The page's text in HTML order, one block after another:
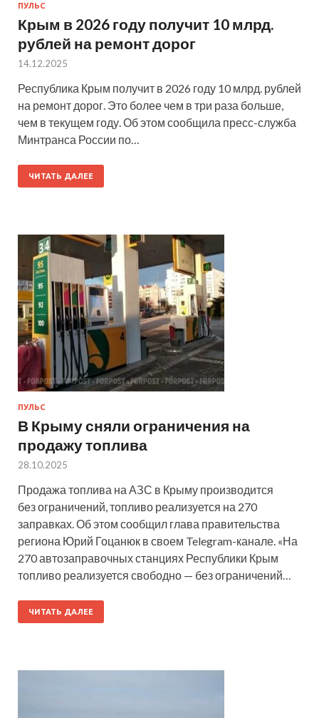
ПУЛЬС
Крым в 2026 году получит 10 млрд.
рублей на ремонт дорог
14.12.2025
Республика Крым получит в 2026 году 10 млрд. рублей
на ремонт дорог. Это более чем в три раза больше,
чем в текущем году. Об этом сообщила пресс-служба
Минтранса России по…
ЧИТАТЬ ДАЛЕЕ
ПУЛЬС
В Крыму сняли ограничения на
продажу топлива
28.10.2025
Продажа топлива на АЗС в Крыму производится
без ограничений, топливо реализуется на 270
заправках. Об этом сообщил глава правительства
региона Юрий Гоцанюк в своем Telegram-канале. «На
270 автозаправочных станциях Республики Крым
топливо реализуется свободно — без ограничений…
ЧИТАТЬ ДАЛЕЕ